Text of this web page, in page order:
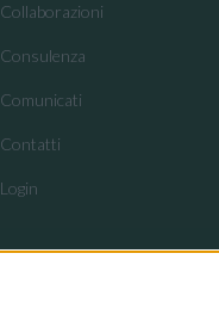
Collaborazioni
Consulenza
Comunicati
Contatti
Login